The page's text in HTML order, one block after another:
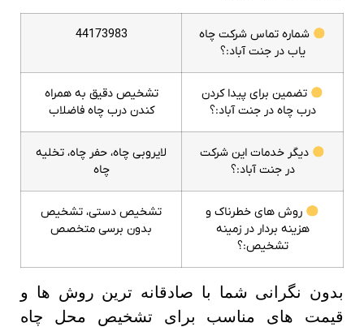
شماره تماس شرکت چاه
یاب در جنت آباد:؟
44173983
تضمین برای پیدا کردن
درب چاه در جنت آباد:؟
تشخیص دقیق به همراه
کندن درب چاه فاضلاب
دیگر خدمات این شرکت
در جنت آباد:؟
لایروبی چاه، حفر چاه، تخلیه
چاه
روش های خطرناک و
هزینه بردار در زمینه
تشخیص:؟
تشخیص دستی، تشخیص
بدون برسی متخصص
بدون نگرانی شما با صادقانه ترین روش ها و
قیمت های مناسب برای تشخیص محل چاه